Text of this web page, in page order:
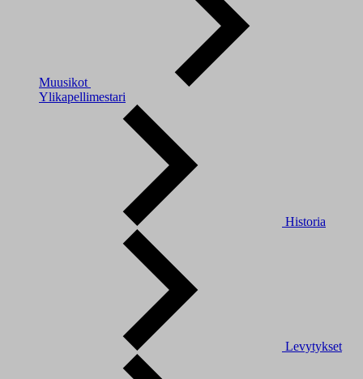
Muusikot
Ylikapellimestari
Historia
Levytykset